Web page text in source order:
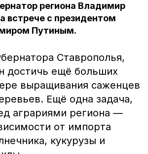
региона Владимир
встрече с президентом
Путиным.
Ставрополья,
достичь ещё больших
выращивания саженцев
Ещё одна задача,
аграриями региона —
от импорта
кукурузы и